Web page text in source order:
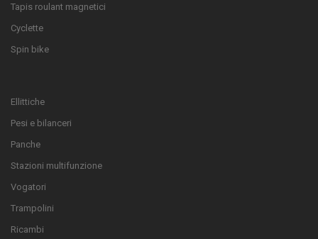
Tapis roulant magnetici
Cyclette
Spin bike
Ellittiche
Pesi e bilanceri
Panche
Stazioni multifunzione
Vogatori
Trampolini
Ricambi